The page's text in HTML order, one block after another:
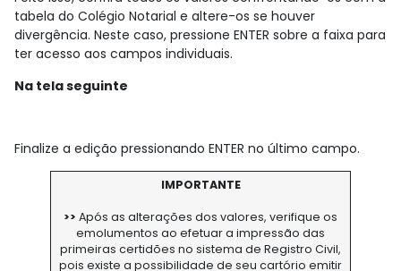
tabela do Colégio Notarial e altere-os se houver
divergência. Neste caso, pressione ENTER sobre a faixa para
ter acesso aos campos individuais.
Na tela seguinte
Finalize a edição pressionando ENTER no último campo.
IMPORTANTE
>> Após as alterações dos valores, verifique os
emolumentos ao efetuar a impressão das
primeiras certidões no sistema de Registro Civil,
pois existe a possibilidade de seu cartório emitir